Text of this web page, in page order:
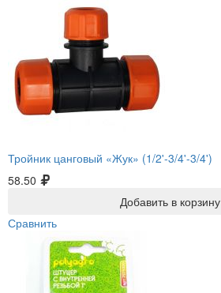
Тройник цанговый «Жук» (1/2'-3/4'-3/4')
58.50
Добавить в корзину
Сравнить